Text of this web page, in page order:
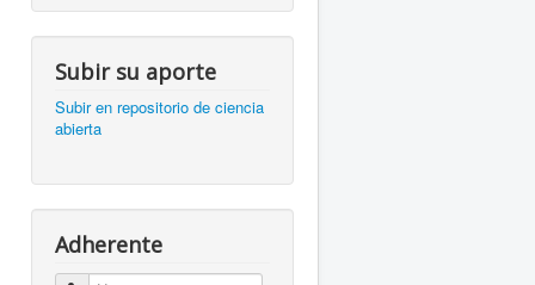
Subir su aporte
Subir en repositorio de ciencia
abierta
Adherente